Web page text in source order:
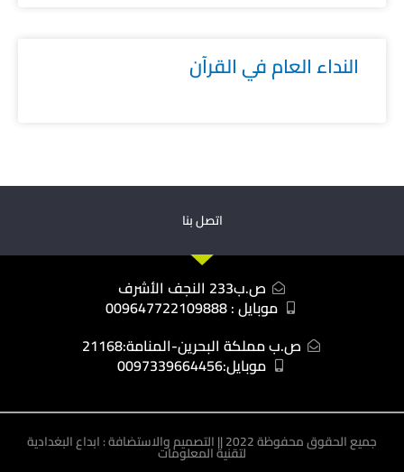
النداء العام في القرآن
اتصل بنا
ص.ب233 النجف الأشرف
موبايل : 009647722109888
ص.ب مملكة البحرين-المنامة:21168
موبايل:0097339664456
جميع الحقوق محفوظة 2022 || التصميم والاستضافة : ابداع البغدادية
لتقنية المعلومات